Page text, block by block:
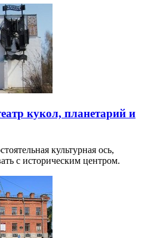
кукол, планетарий и
культурная ось,
с историческим центром.